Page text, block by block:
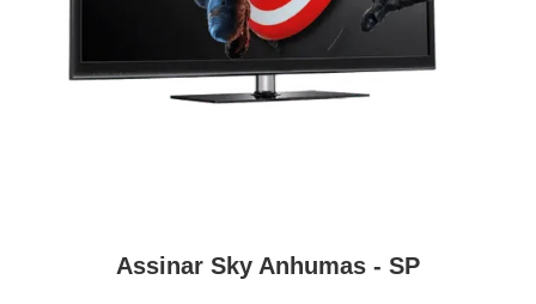
Assinar Sky Anhumas - SP